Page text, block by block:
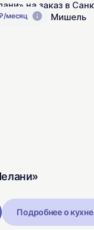
месяц
Подробнее о кухне